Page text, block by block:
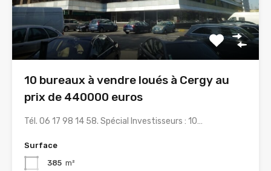
10 bureaux à vendre loués à Cergy au
prix de 440000 euros
Tél. 06 17 98 14 58. Spécial Investisseurs : 10…
Surface
385 m²